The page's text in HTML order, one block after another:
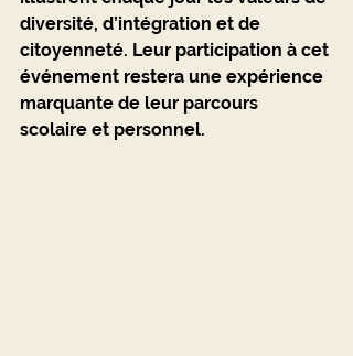
diversité, d’intégration et de
citoyenneté. Leur participation à cet
événement restera une expérience
marquante de leur parcours
scolaire et personnel.